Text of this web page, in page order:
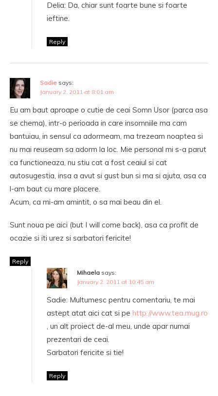
Delia: Da, chiar sunt foarte bune si foarte
ieftine.
Reply
Sadie says:
January 2, 2011 at 8:01 am
Eu am baut aproape o cutie de ceai Somn Usor (parca asa
se chema), intr-o perioada in care insomniile ma cam
bantuiau, in sensul ca adormeam, ma trezeam noaptea si
nu mai reuseam sa adorm la loc. Mie personal mi s-a parut
ca functioneaza, nu stiu cat a fost ceaiul si cat
autosugestia, insa a avut si gust bun si ma si ajuta, asa ca
l-am baut cu mare placere.
Acum, ca mi-am amintit, o sa mai beau din el.
Sunt noua pe aici (but I will come back), asa ca profit de
ocazie si iti urez si sarbatori fericite!
Reply
Mihaela says:
January 2, 2011 at 10:45 am
Sadie: Multumesc pentru comentariu, te mai
astept atat aici cat si pe http://www.tea.mug.ro
, un alt proiect de-al meu, unde apar numai
prezentari de ceai.
Sarbatori fericite si tie!
Reply